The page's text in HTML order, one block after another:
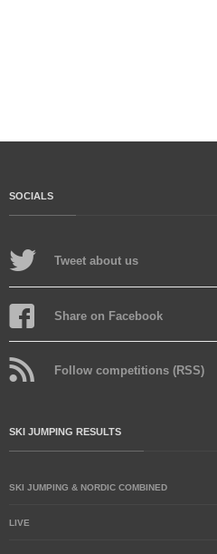
SOCIALS
Tweet about us
Share on Facebook
Follow competitions (RSS)
SKI JUMPING RESULTS
SKI JUMPING & NORDIC COMBINED
LIVE